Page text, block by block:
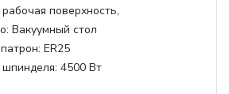
поверхность,
Вакуумный стол
ER25
4500 Вт